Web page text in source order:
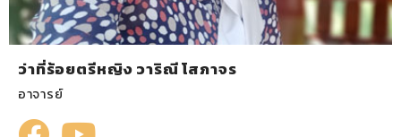
ว่าที่ร้อยตรีหญิง วาริณี โสภาจร
อาจารย์